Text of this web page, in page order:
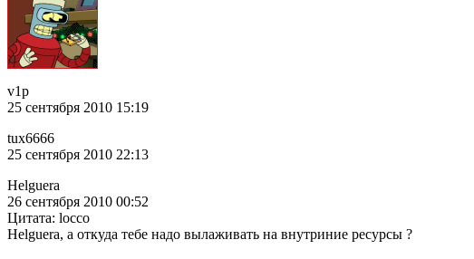
v1p
25 сентября 2010 15:19
tux6666
25 сентября 2010 22:13
Helguera
26 сентября 2010 00:52
Цитата: locco
Helguera, а откуда тебе надо вылаживать на внутриние ресурсы ?